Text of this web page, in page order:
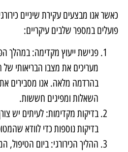
כאשר אנו מבצעים עקירת שיניים
פועלים במספר שלבים עיקריים:
פגישת ייעוץ מקדימה: במהלך
מעריכים את מצבו הבריאותי
בהרדמה מלאה. אנו מסבירים
השאלות ומפיגים חששות.
בדיקות מקדימות: לעיתים יש
בדיקות נוספות כדי לוודא
ההליך הכירורגי: ביום